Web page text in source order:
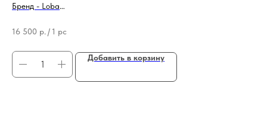
Бренд - Loba
16 500 р. / 1 pc
Добавить в корзину